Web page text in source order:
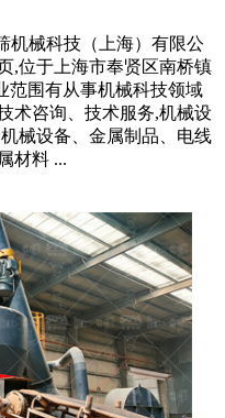
机械科技（上海）有限公
,位于上海市奉贤区南桥镇
范围有从事机械科技领域
术咨询、技术服务,机械设
械设备、金属制品、电线
材料 ...